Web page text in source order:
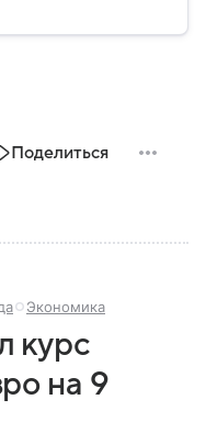
Поделиться
Экономика
курс
на 9